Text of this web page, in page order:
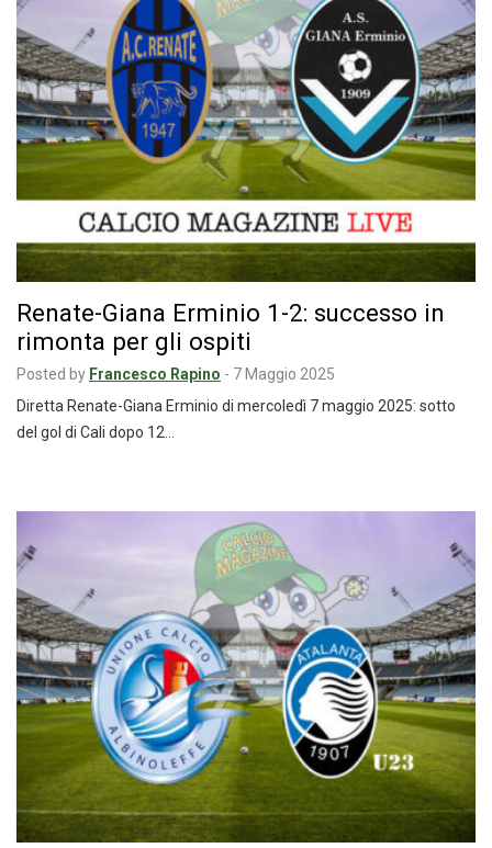
Renate-Giana Erminio 1-2: successo in
rimonta per gli ospiti
Posted by Francesco Rapino - 7 Maggio 2025
Diretta Renate-Giana Erminio di mercoledì 7 maggio 2025: sotto
del gol di Cali dopo 12…